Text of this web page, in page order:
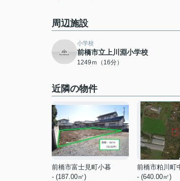
周辺施設
小学校
前橋市立上川淵小学校
1249ｍ（16分）
近隣の物件
前橋市富士見町小暮
- (187.00㎡)
前橋市粕川町
- (640.00㎡)